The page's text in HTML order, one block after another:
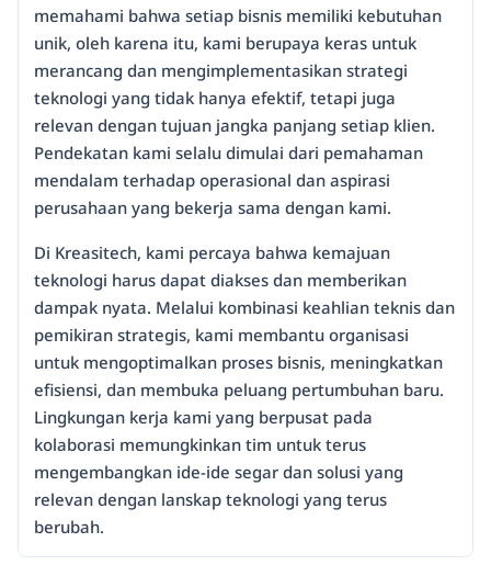
memahami bahwa setiap bisnis memiliki kebutuhan
unik, oleh karena itu, kami berupaya keras untuk
merancang dan mengimplementasikan strategi
teknologi yang tidak hanya efektif, tetapi juga
relevan dengan tujuan jangka panjang setiap klien.
Pendekatan kami selalu dimulai dari pemahaman
mendalam terhadap operasional dan aspirasi
perusahaan yang bekerja sama dengan kami.
Di Kreasitech, kami percaya bahwa kemajuan
teknologi harus dapat diakses dan memberikan
dampak nyata. Melalui kombinasi keahlian teknis dan
pemikiran strategis, kami membantu organisasi
untuk mengoptimalkan proses bisnis, meningkatkan
efisiensi, dan membuka peluang pertumbuhan baru.
Lingkungan kerja kami yang berpusat pada
kolaborasi memungkinkan tim untuk terus
mengembangkan ide-ide segar dan solusi yang
relevan dengan lanskap teknologi yang terus
berubah.